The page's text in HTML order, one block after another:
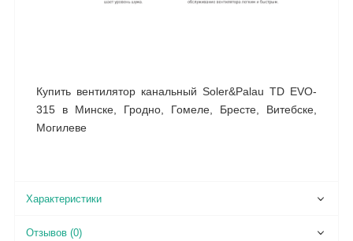
Купить вентилятор канальный Soler&Palau TD EVO-
315 в Минске, Гродно, Гомеле, Бресте, Витебске,
Могилеве
Характеристики
Отзывов (0)